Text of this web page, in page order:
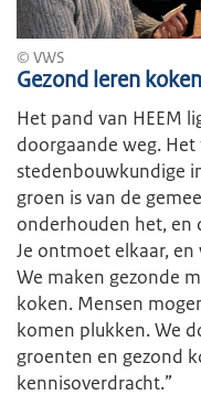
© VWS
Gezond leren koken
Het pand van HEEM
doorgaande weg.
stedenbouwkundige
groen is van de
onderhouden het, en
Je ontmoet elkaar,
We maken gezonde
koken. Mensen
komen plukken. We
groenten en gezond
kennisoverdracht.”